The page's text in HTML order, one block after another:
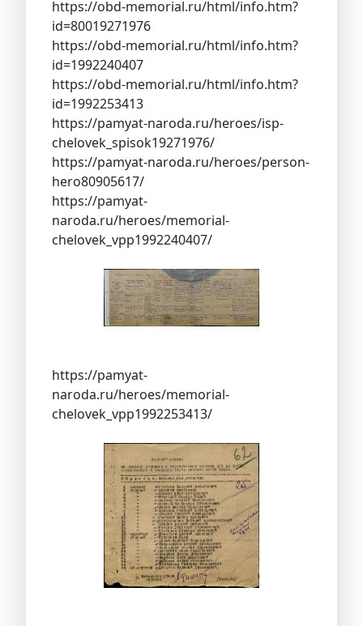
https://obd-memorial.ru/html/info.htm?
id=80019271976
https://obd-memorial.ru/html/info.htm?
id=1992240407
https://obd-memorial.ru/html/info.htm?
id=1992253413
https://pamyat-naroda.ru/heroes/isp-
chelovek_spisok19271976/
https://pamyat-naroda.ru/heroes/person-
hero80905617/
https://pamyat-
naroda.ru/heroes/memorial-
chelovek_vpp1992240407/
https://pamyat-
naroda.ru/heroes/memorial-
chelovek_vpp1992253413/